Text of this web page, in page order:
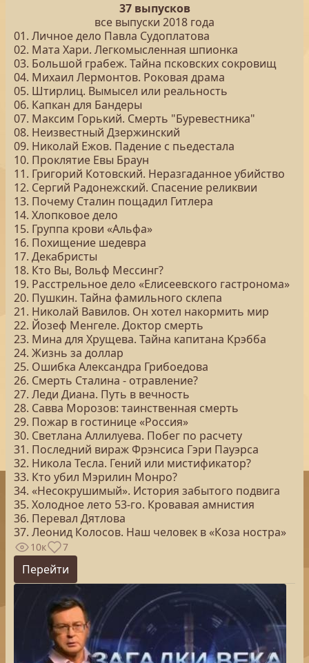
37 выпусков
все выпуски 2018 года
01. Личное дело Павла Судоплатова
02. Мата Хари. Легкомысленная шпионка
03. Большой грабеж. Тайна псковских сокровищ
04. Михаил Лермонтов. Роковая драма
05. Штирлиц. Вымысел или реальность
06. Капкан для Бандеры
07. Максим Горький. Смерть "Буревестника"
08. Неизвестный Дзержинский
09. Николай Ежов. Падение с пьедестала
10. Проклятие Евы Браун
11. Григорий Котовский. Неразгаданное убийство
12. Сергий Радонежский. Спасение реликвии
13. Почему Сталин пощадил Гитлера
14. Хлопковое дело
15. Группа крови «Альфа»
16. Похищение шедевра
17. Декабристы
18. Кто Вы, Вольф Мессинг?
19. Расстрельное дело «Елисеевского гастронома»
20. Пушкин. Тайна фамильного склепа
21. Николай Вавилов. Он хотел накормить мир
22. Йозеф Менгеле. Доктор смерть
23. Мина для Хрущева. Тайна капитана Крэбба
24. Жизнь за доллар
25. Ошибка Александра Грибоедова
26. Смерть Сталина - отравление?
27. Леди Диана. Путь в вечность
28. Савва Морозов: таинственная смерть
29. Пожар в гостинице «Россия»
30. Светлана Аллилуева. Побег по расчету
31. Последний вираж Фрэнсиса Гэри Пауэрса
32. Никола Тесла. Гений или мистификатор?
33. Кто убил Мэрилин Монро?
34. «Несокрушимый». История забытого подвига
35. Холодное лето 53-го. Кровавая амнистия
36. Перевал Дятлова
37. Леонид Колосов. Наш человек в «Коза ностра»
10к 7
Перейти